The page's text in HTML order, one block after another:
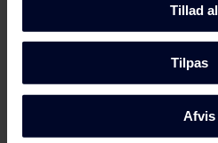
Tillad
Tilpas
Afvis
advarsler (NO)
advarsler (SV)
Mød